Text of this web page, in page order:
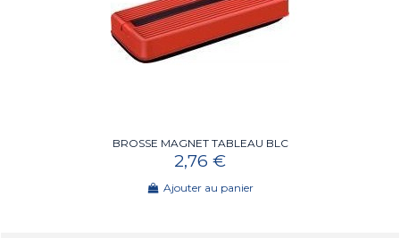
BROSSE MAGNET TABLEAU BLC
2,76 €
Ajouter au panier